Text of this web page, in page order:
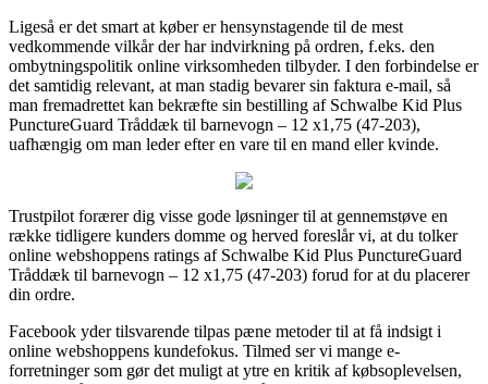
Ligeså er det smart at køber er hensynstagende til de mest
vedkommende vilkår der har indvirkning på ordren, f.eks. den
ombytningspolitik online virksomheden tilbyder. I den forbindelse er
det samtidig relevant, at man stadig bevarer sin faktura e-mail, så
man fremadrettet kan bekræfte sin bestilling af Schwalbe Kid Plus
PunctureGuard Tråddæk til barnevogn – 12 x1,75 (47-203),
uafhængig om man leder efter en vare til en mand eller kvinde.
Trustpilot forærer dig visse gode løsninger til at gennemstøve en
række tidligere kunders domme og herved foreslår vi, at du tolker
online webshoppens ratings af Schwalbe Kid Plus PunctureGuard
Tråddæk til barnevogn – 12 x1,75 (47-203) forud for at du placerer
din ordre.
Facebook yder tilsvarende tilpas pæne metoder til at få indsigt i
online webshoppens kundefokus. Tilmed ser vi mange e-
forretninger som gør det muligt at ytre en kritik af købsoplevelsen,